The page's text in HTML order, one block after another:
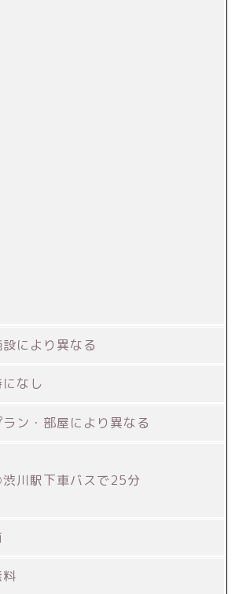
設により異なる
なし
ラン・部屋により異なる
川駅下車バスで25分
料